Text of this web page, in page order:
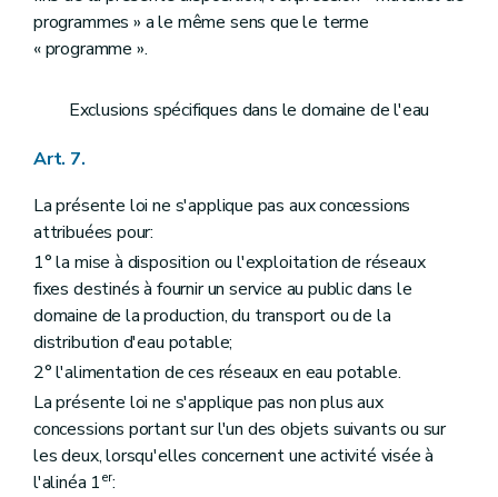
programmes » a le même sens que le terme
« programme ».
Exclusions spécifiques dans le domaine de l'eau
Art. 7.
La présente loi ne s'applique pas aux concessions
attribuées pour:
1° la mise à disposition ou l'exploitation de réseaux
fixes destinés à fournir un service au public dans le
domaine de la production, du transport ou de la
distribution d'eau potable;
2° l'alimentation de ces réseaux en eau potable.
La présente loi ne s'applique pas non plus aux
concessions portant sur l'un des objets suivants ou sur
les deux, lorsqu'elles concernent une activité visée à
l'alinéa 1er: